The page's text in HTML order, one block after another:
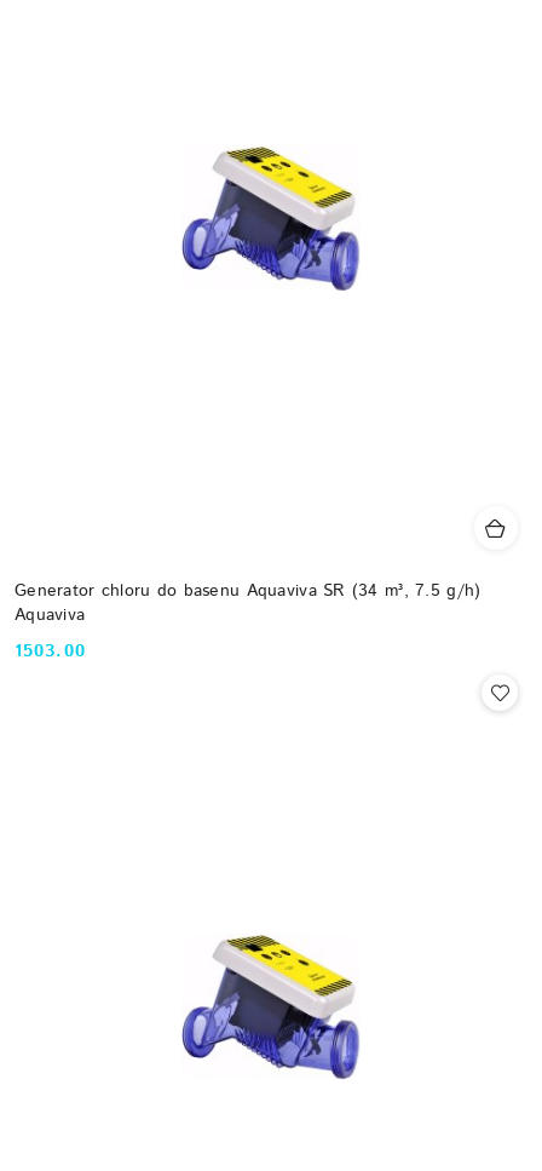
Generator chloru do basenu Aquaviva SR (34 m³, 7.5 g/h)
Aquaviva
Cena:
1503.00